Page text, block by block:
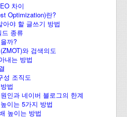
차이
Optimization)란?
야 할 글쓰기 방법
종류
까?
와 검색의도
내는 방법
성 조직도
법
인과 네이버 블로그의 한계
이는 5가지 방법
높이는 방법